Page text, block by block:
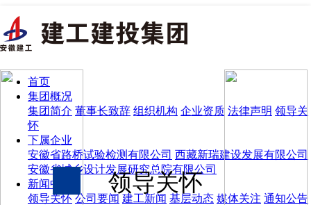
首页
集团概况
集团简介 董事长致辞 组织机构 企业资质 法律声明 领导关
怀
下属企业
安徽省路桥试验检测有限公司 西藏新瑞建设发展有限公司
安徽省城乡设计发展研究总院有限公司
新闻中心
领导关怀 公司要闻 建工新闻 基层动态 媒体关注 通知公告
新闻中心
领导关怀
公司要闻
建工新闻
基层动态
媒体关注
通知公告
领导关怀